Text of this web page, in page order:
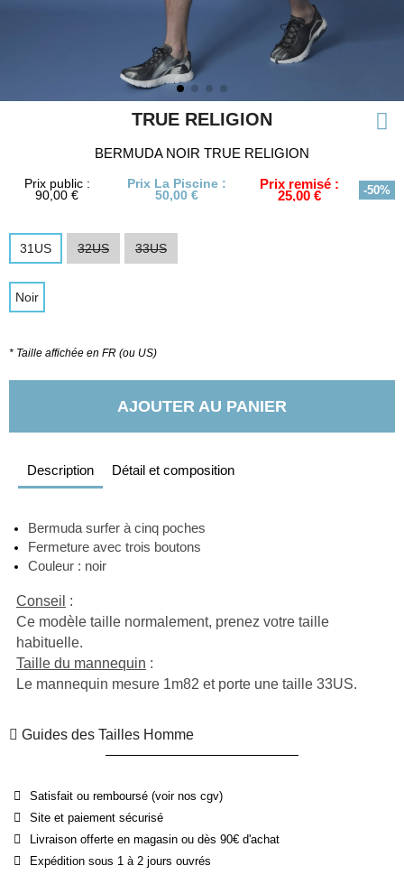
TRUE RELIGION
BERMUDA NOIR TRUE RELIGION
Prix public :
90,00 €
Prix La Piscine :
50,00 €
Prix remisé :
25,00 € -50%
31US 32US 33US
Noir
* Taille affichée en FR (ou US)
AJOUTER AU PANIER
Description Détail et composition
Bermuda surfer à cinq poches
Fermeture avec trois boutons
Couleur : noir
Conseil :
Ce modèle taille normalement, prenez votre taille
habituelle.
Taille du mannequin :
Le mannequin mesure 1m82 et porte une taille 33US.
Guides des Tailles Homme
Satisfait ou remboursé (voir nos cgv)
Site et paiement sécurisé
Livraison offerte en magasin ou dès 90€ d'achat
Expédition sous 1 à 2 jours ouvrés